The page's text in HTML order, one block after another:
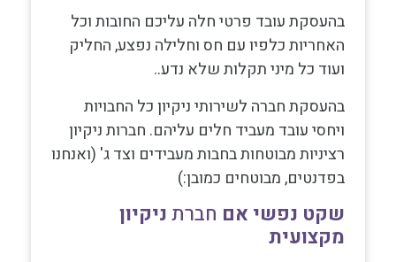
בהעסקת עובד פרטי חלה עליכם החובות וכל
האחריות כלפיו עם חס וחלילה נפצע, החליק
ועוד כל מיני תקלות שלא נדע..
בהעסקת חברה לשירותי ניקיון כל החבויות
ויחסי עובד מעביד חלים עליהם. חברות ניקיון
רציניות מבוטחות בחבות מעבידים וצד ג' (ואנחנו
בפדנטים, מבוטחים כמובן:)
שקט נפשי אם חברתניקיון
מקצועית